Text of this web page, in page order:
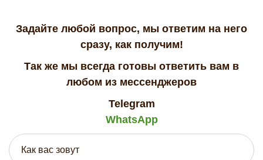
Задайте любой вопрос, мы ответим на него
сразу, как получим!
Так же мы всегда готовы ответить вам в
любом из мессенджеров
Telegram
WhatsApp